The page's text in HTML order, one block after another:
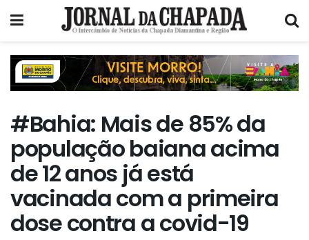
#Bahia: Mais de 85% da
população baiana acima
de 12 anos já está
vacinada com a primeira
dose contra a covid-19